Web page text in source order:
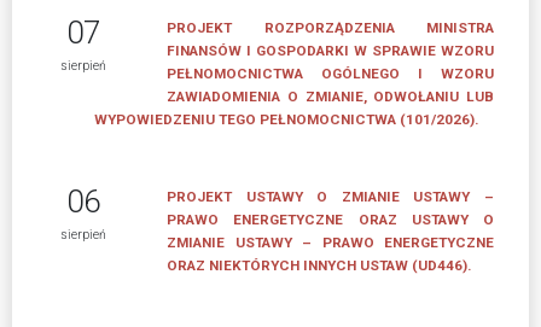
MENTORINGOWY
FORMULARZE
Formularz
zgłoszeniowy
07
sierpień
PROJEKT ROZPORZĄDZENIA MINISTRA
FINANSÓW I GOSPODARKI W SPRAWIE WZORU
PEŁNOMOCNICTWA OGÓLNEGO I WZORU
ZAWIADOMIENIA O ZMIANIE, ODWOŁANIU LUB
WYPOWIEDZENIU TEGO PEŁNOMOCNICTWA (101/2026).
06
sierpień
PROJEKT USTAWY O ZMIANIE USTAWY –
PRAWO ENERGETYCZNE ORAZ USTAWY O
ZMIANIE USTAWY – PRAWO ENERGETYCZNE
ORAZ NIEKTÓRYCH INNYCH USTAW (UD446).